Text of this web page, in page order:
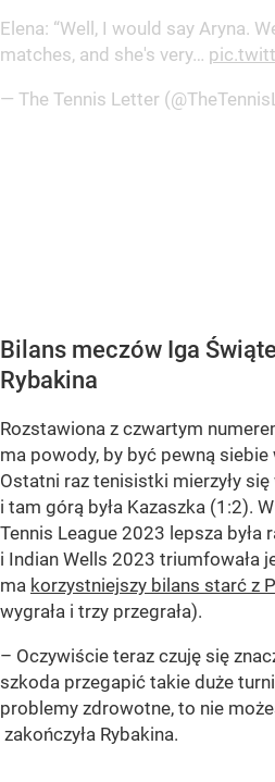
Elena: “Well, I would say Aryna.
matches, and she's very…
— The Tennis Letter
Bilans meczów Iga
Rybakina
Rozstawiona z czwartym
ma powody, by być pewną
Ostatni raz tenisistki mierzyły
i tam górą była Kazaszka (1:2).
Tennis League 2023 lepsza była
i Indian Wells 2023 triumfowała
ma korzystniejszy bilans starć z
wygrała i trzy przegrała).
– Oczywiście teraz czuję się
szkoda przegapić takie duże
problemy zdrowotne, to nie
zakończyła Rybakina.